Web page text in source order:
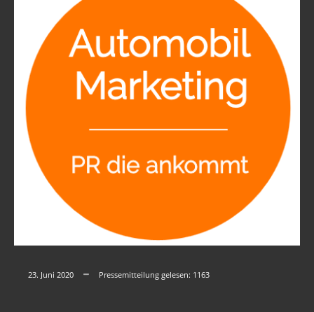
23. Juni 2020 Pressemitteilung gelesen: 1163